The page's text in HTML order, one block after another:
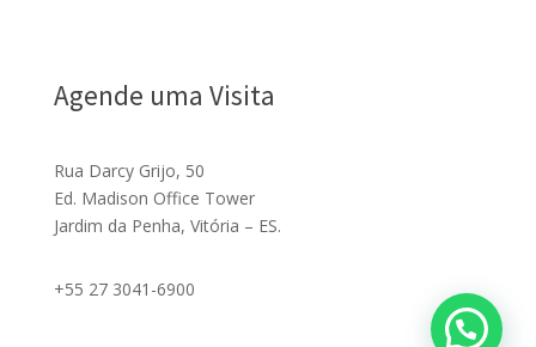
Agende uma Visita
Rua Darcy Grijo, 50
Ed. Madison Office Tower
Jardim da Penha, Vitória – ES.
+55 27 3041-6900